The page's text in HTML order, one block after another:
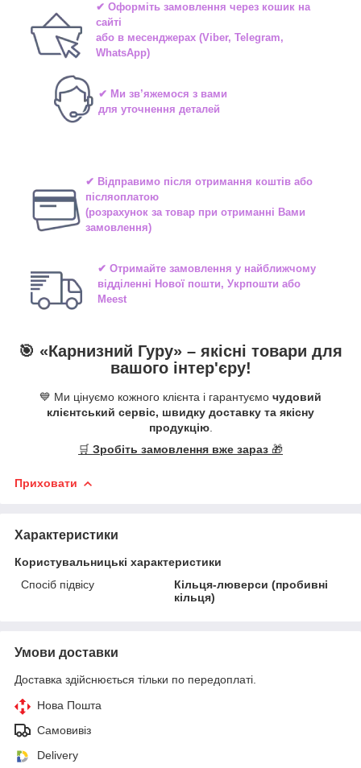
✔ Оформіть замовлення через кошик на
сайті
або в месенджерах(Viber, Telegram,
WhatsApp)
✔ Ми зв’яжемося з вами
для уточнення деталей
✔ Відправимо після отримання коштів або
післяоплатою
(розрахунок за товар при отриманні Вами
замовлення)
✔ Отримайте замовлення у найближчому
відділенні Нової пошти, Укрпошти або
Meest
🎯 «Карнизний Гуру» – якісні товари для
вашого інтер'єру!
💙 Ми цінуємо кожного клієнта і гарантуємо чудовий
клієнтський сервіс, швидку доставку та якісну
продукцію.
🛒 Зробіть замовлення вже зараз 🎁
Приховати
Характеристики
Користувальницькі характеристики
Спосіб підвісу
Кільця-люверси (пробивні
кільця)
Умови доставки
Доставка здійснюється тільки по передоплаті.
Нова Пошта
Самовивіз
Delivery